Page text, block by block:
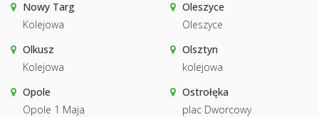
Nowy Targ
Kolejowa
Oleszyce
Oleszyce
Olkusz
Kolejowa
Olsztyn
kolejowa
Opole
Opole 1 Maja
Ostrołęka
plac Dworcowy